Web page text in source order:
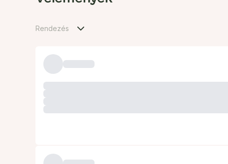
Rendezés